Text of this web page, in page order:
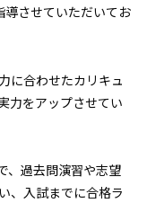
させていただいてお
に合わせたカリキュ
力をアップさせてい
、過去問演習や志望
、入試までに合格ラ